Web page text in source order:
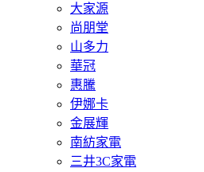
大家源
尚朋堂
山多力
華冠
惠騰
伊娜卡
金展輝
南紡家電
三井3C家電